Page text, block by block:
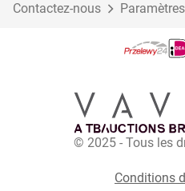
Contactez-nous
© 2025 - Tous les
Conditions